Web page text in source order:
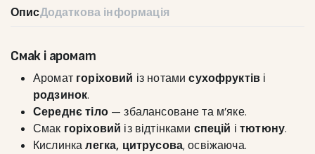
ОписДодаткова інформація
Смак і аромат
Аромат горіховий із нотамисухофруктів і
родзинок.
Середнє тіло— збалансоване та м’яке.
Смак горіховий із відтінками спецій ітютюну.
Кислинкалегка, цитрусова, освіжаюча.